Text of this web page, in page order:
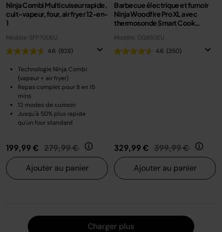
Ninja Combi Multicuiseur rapide,
cuit-vapeur, four, air fryer 12-en-
1
Modèle: SFP700EU
4.6 (828)
Technologie Ninja Combi
(vapeur + air fryer)
Repas complet pour 8 en 15
mins
12 modes de cuisson
Jusqu'à 50% plus rapide
qu'un four standard
199,99 € Prix réduit de
279,99 € au
Ajouter au panier
Barbecue électrique et fumoir
Ninja Woodfire Pro XL avec
thermosonde Smart Cook
Modèle: OG850EU
4.6 (350)
329,99 € Prix réduit de
399,99 € au
Ajouter au panier
Charger plus